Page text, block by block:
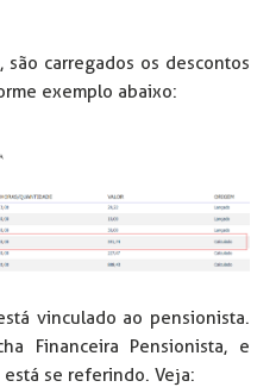
, são carregados os descontos
exemplo abaixo:
vinculado ao pensionista.
Financeira Pensionista, e
se referindo. Veja: